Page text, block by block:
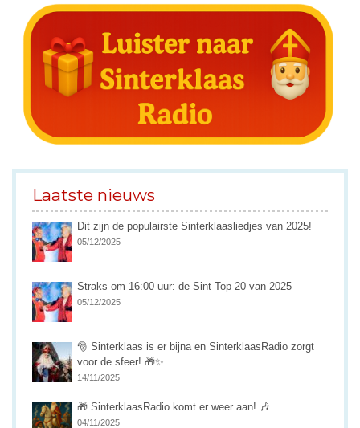
Laatste nieuws
Dit zijn de populairste Sinterklaasliedjes van 2025!
05/12/2025
Straks om 16:00 uur: de Sint Top 20 van 2025
05/12/2025
🎅 Sinterklaas is er bijna en SinterklaasRadio zorgt
voor de sfeer! 🎁✨
14/11/2025
🎁 SinterklaasRadio komt er weer aan! 🎶
04/11/2025